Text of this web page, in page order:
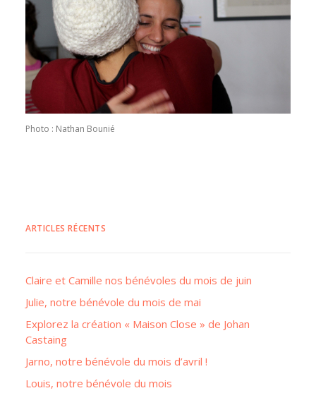
Photo : Nathan Bounié
ARTICLES RÉCENTS
Claire et Camille nos bénévoles du mois de juin
Julie, notre bénévole du mois de mai
Explorez la création « Maison Close » de Johan
Castaing
Jarno, notre bénévole du mois d’avril !
Louis, notre bénévole du mois